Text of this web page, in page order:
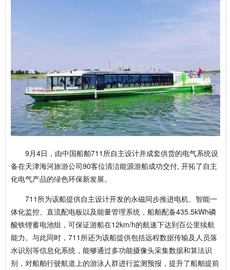
9月4日，由中国船舶711所自主设计并成套供货的电气系统设
备在天津海河旅游公司90客位清洁能源游船成功交付, 开拓了自主
化电气产品的绿色环保新发展。
711所为该船提供自主设计开发的永磁同步推进电机、智能一
体化监控、直流配电板以及能量管理系统，船舶配备435.5kWh磷
酸铁锂蓄电池组，可保证游船在12km/h的航速下达到百公里续航
能力。与此同时，711所还为该船提供包括远程数据传输及人员落
水识别等信息化系统，能够通过多功能摄像头采集数据和算法识
别，对船舶行驶航道上的游泳人群进行监测预报，提升了船舶提前